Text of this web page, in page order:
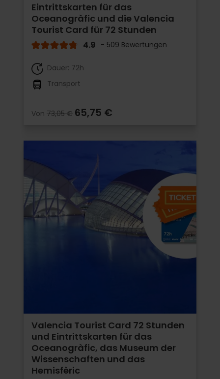
Eintrittskarten für das
Oceanogràfic und die Valencia
Tourist Card für 72 Stunden
4.9 - 509 Bewertungen
Dauer: 72h
Transport
Von 73,05 € 65,75 €
Valencia Tourist Card 72 Stunden
und Eintrittskarten für das
Oceanogràfic, das Museum der
Wissenschaften und das
Hemisfèric